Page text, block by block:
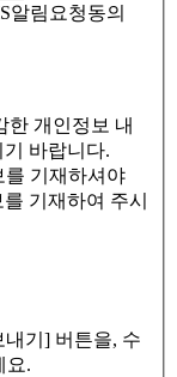
알림요청동의
개인정보 내
바랍니다.
를 기재하셔야
기재하여 주시
기] 버튼을, 수
요.